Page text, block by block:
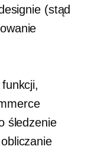
(stąd
śledzenie